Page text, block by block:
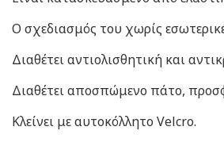
Ο σχεδιασμός του χωρίς
Διαθέτει αντιολισθητική και
Διαθέτει αποσπώμενο πάτο,
Κλείνει με αυτοκόλλητο Velcro.